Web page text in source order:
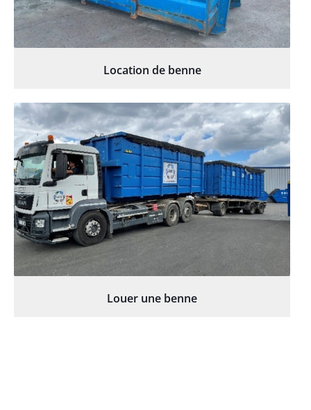
Location de benne
Louer une benne